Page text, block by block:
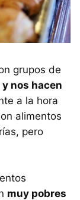
grupos de
nos hacen
a la hora
alimentos
pero
muy pobres